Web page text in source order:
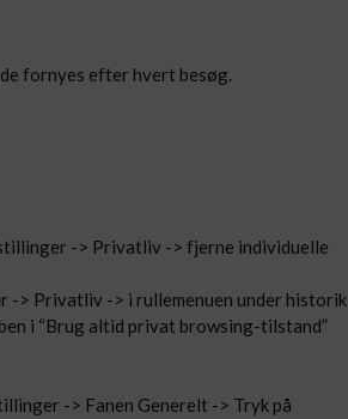
fornyes efter hvert besøg.
-> Privatliv -> fjerne individuelle
-> Privatliv -> i rullemenuen under historik
i “Brug altid privat browsing-tilstand”
-> Fanen Generelt -> Tryk på